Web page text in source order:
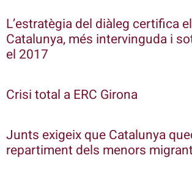
L’estratègia del diàleg certifica
Catalunya, més intervinguda i
el 2017
Crisi total a ERC Girona
Junts exigeix que Catalunya
repartiment dels menors